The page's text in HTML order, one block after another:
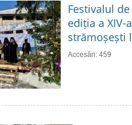
Festivalul
ediția a
strămoșești
Accesări: 459